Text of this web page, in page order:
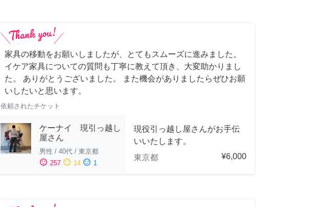
家具の移動をお願いしましたが、とてもスムーズに進みました。
イケア家具についての質問も丁寧に教えて頂き、大変助かりまし
た。 ありがとうございました。 また機会がありましたらぜひお願
いしたいと思います。
依頼されたチケット
ケーナイ 現引っ越し
屋さん
男性 / 40代 / 東京都
sentiment_satisfied 257 sentiment_neutral 14 sentiment_dissatisfied 1
現役引っ越し屋さんがお手伝
いいたします。
東京都
¥6,000